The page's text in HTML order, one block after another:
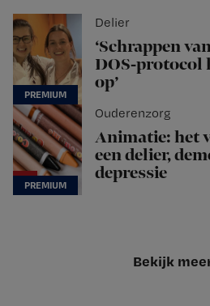
Delier
‘Schrappen
DOS-
op’
Ouderenzorg
Animatie: het
een delier,
depressie
Bekijk